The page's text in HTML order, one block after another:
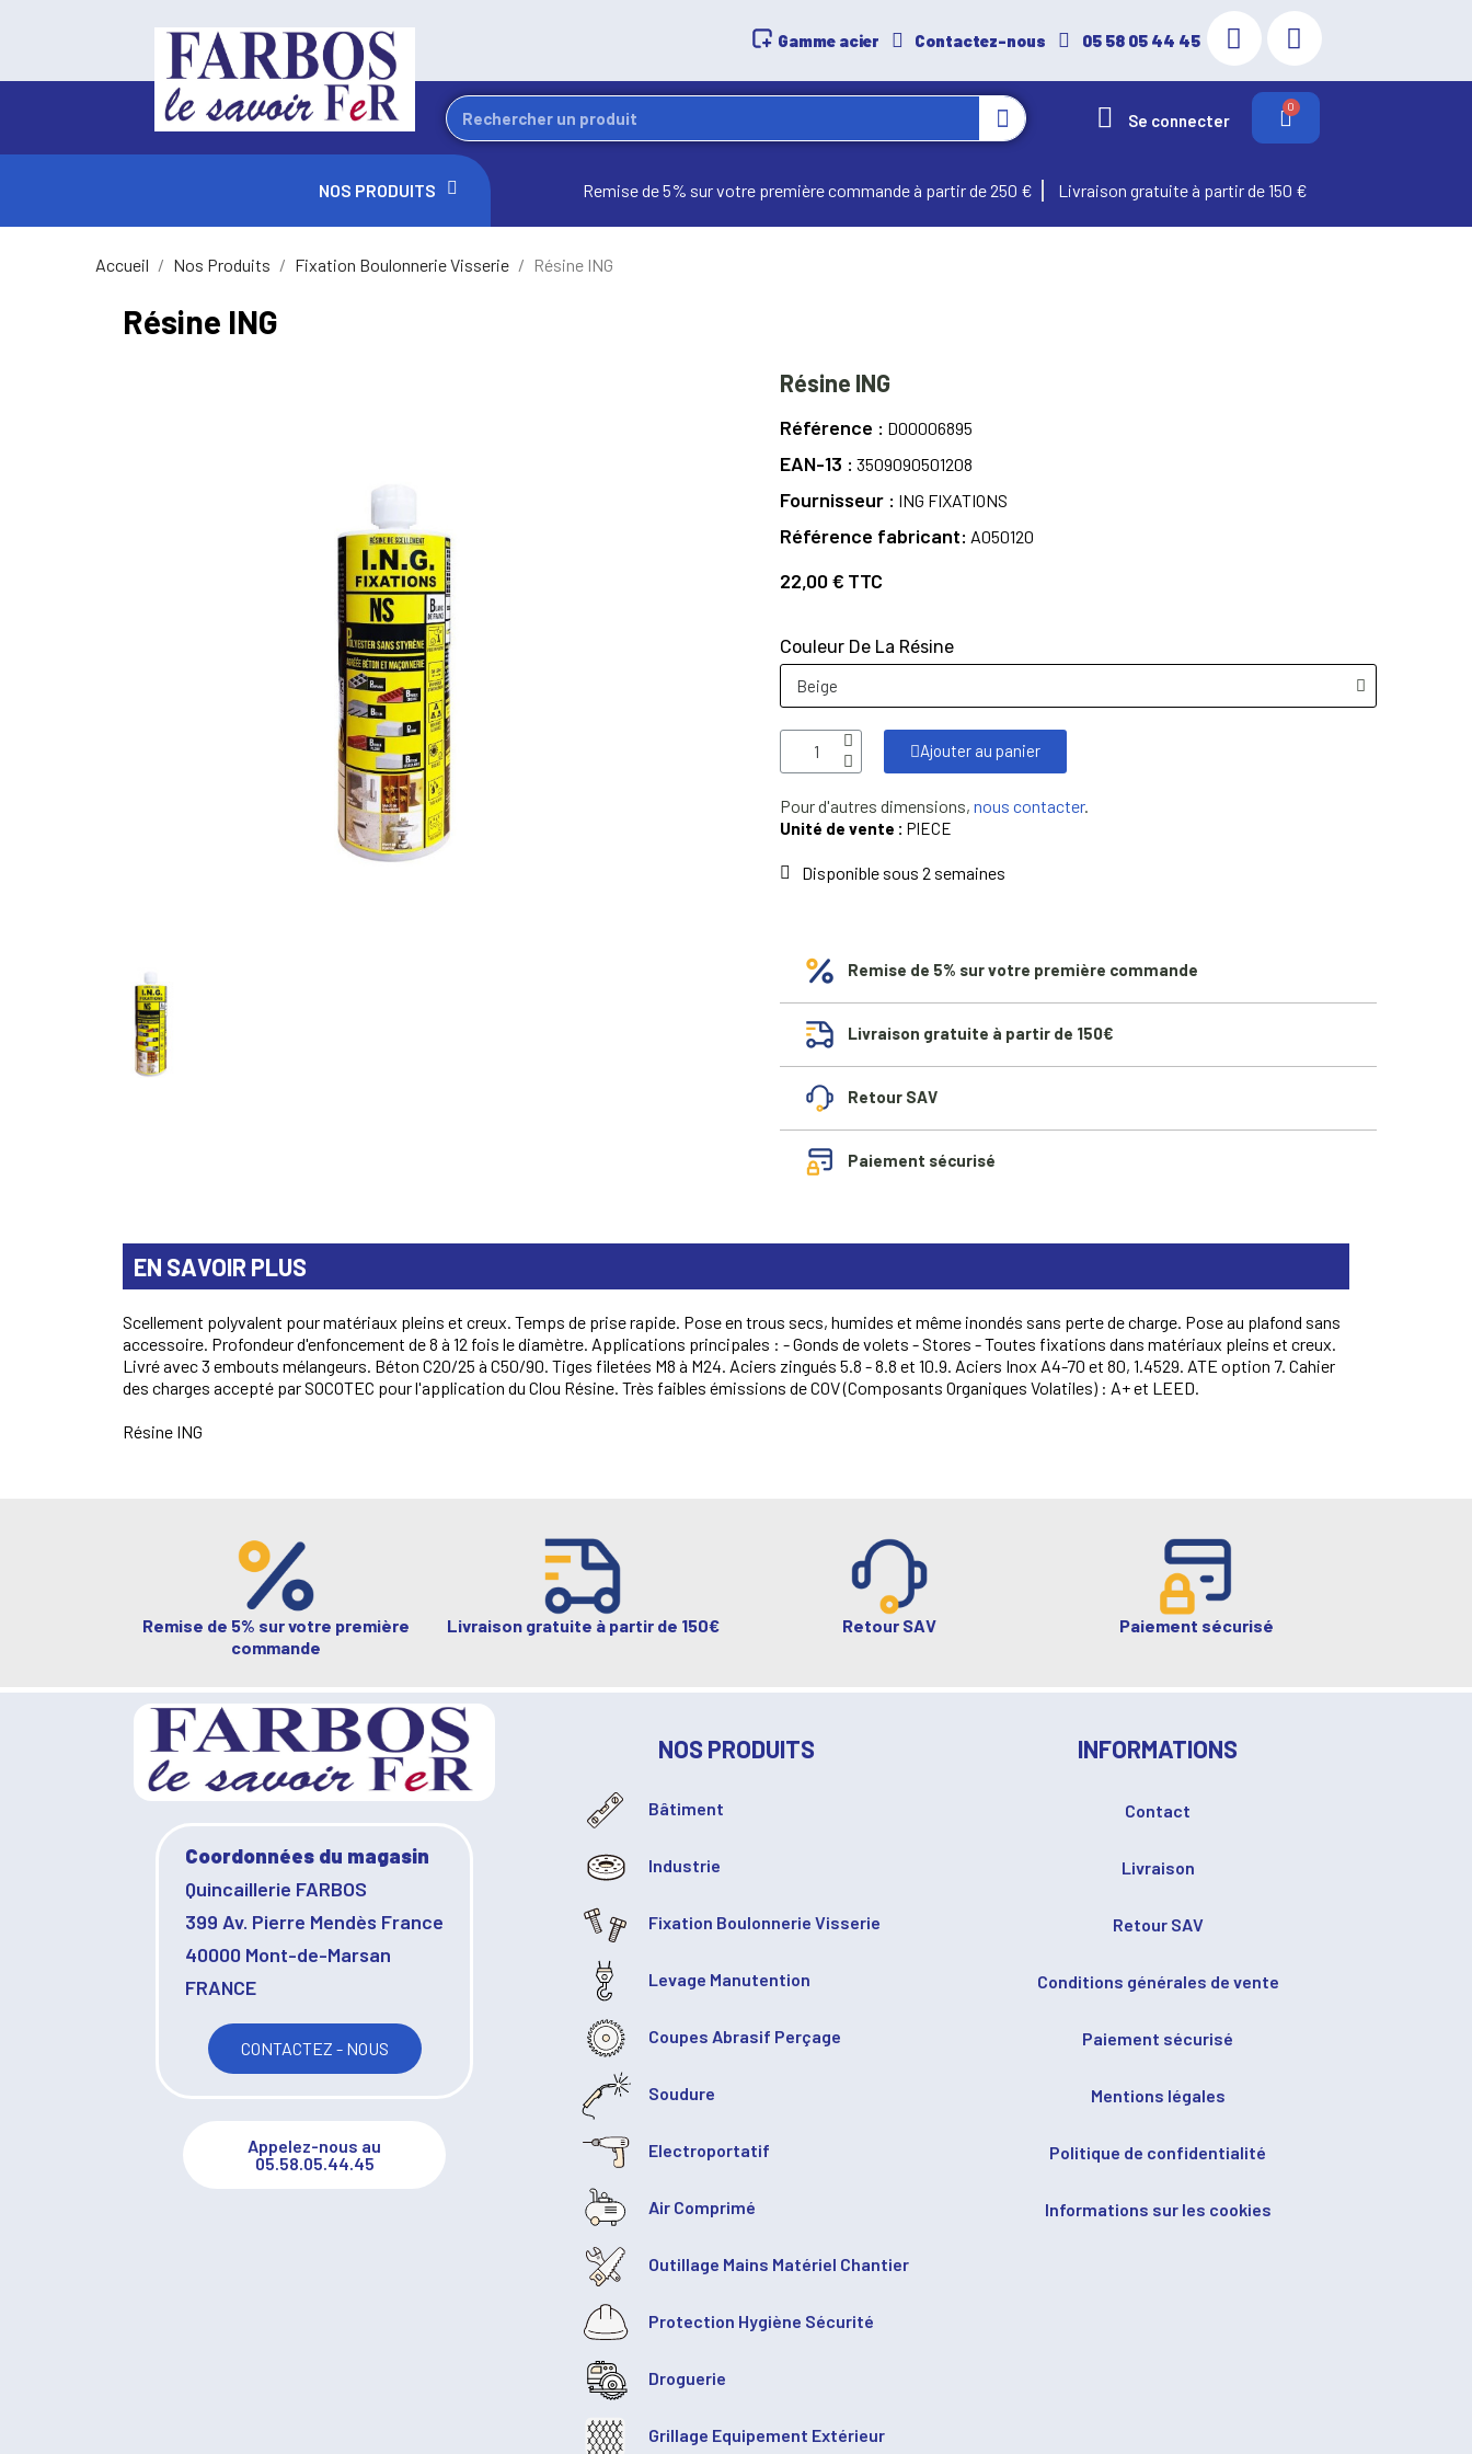
Gamme acier Contactez-nous 05 58 05 44 45
Se connecter
NOS PRODUITS Remise de 5% sur votre première commande à partir de 250 € Livraison gratuite à partir de 150 €
Accueil Nos Produits Fixation Boulonnerie Visserie Résine ING
Résine ING
Résine ING
Référence D00006895
EAN-13 3509090501208
Fournisseur ING FIXATIONS
Référence fabricant A050120
22,00 € TTC
Couleur De La Résine
Ajouter au panier
Pour d'autres dimensions, nous contacter.
Unité de vente : PIECE
Disponible sous 2 semaines
Remise de 5% sur votre première commande
Livraison gratuite à partir de 150€
Retour SAV
Paiement sécurisé
EN SAVOIR PLUS
Scellement polyvalent pour matériaux pleins et creux. Temps de prise rapide. Pose en trous secs, humides et même inondés sans perte de charge. Pose au plafond sans
accessoire. Profondeur d'enfoncement de 8 à 12 fois le diamètre. Applications principales : - Gonds de volets - Stores - Toutes fixations dans matériaux pleins et creux.
Livré avec 3 embouts mélangeurs. Béton C20/25 à C50/90. Tiges filetées M8 à M24. Aciers zingués 5.8 - 8.8 et 10.9. Aciers Inox A4-70 et 80, 1.4529. ATE option 7. Cahier
des charges accepté par SOCOTEC pour l'application du Clou Résine. Très faibles émissions de COV (Composants Organiques Volatiles) : A+ et LEED.
Résine ING
Remise de 5% sur votre première
commande
Livraison gratuite à partir de 150€ Retour SAV Paiement sécurisé
Coordonnées du magasin
Quincaillerie FARBOS
399 Av. Pierre Mendès France
40000 Mont-de-Marsan
FRANCE
CONTACTEZ - NOUS
Appelez-nous au
05.58.05.44.45
NOS PRODUITS
Bâtiment
Industrie
Fixation Boulonnerie Visserie
Levage Manutention
Coupes Abrasif Perçage
Soudure
Electroportatif
Air Comprimé
Outillage Mains Matériel Chantier
Protection Hygiène Sécurité
Droguerie
Grillage Equipement Extérieur
INFORMATIONS
Contact
Livraison
Retour SAV
Conditions générales de vente
Paiement sécurisé
Mentions légales
Politique de confidentialité
Informations sur les cookies